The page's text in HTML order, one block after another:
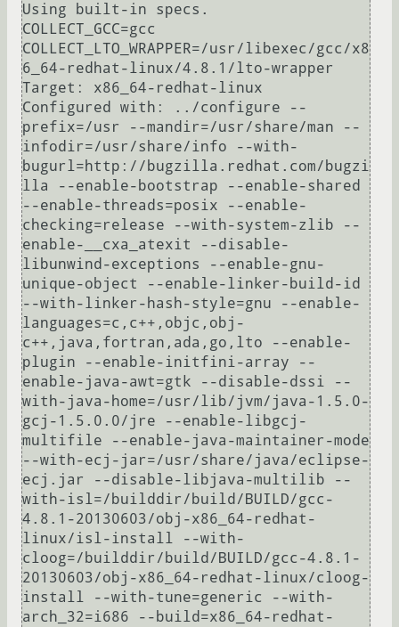
Using built-in specs.
COLLECT_GCC=gcc
COLLECT_LTO_WRAPPER=/usr/libexec/gcc/x8
6_64-redhat-linux/4.8.1/lto-wrapper
Target: x86_64-redhat-linux
Configured with: ../configure --
prefix=/usr --mandir=/usr/share/man --
infodir=/usr/share/info --with-
bugurl=http://bugzilla.redhat.com/bugzi
lla --enable-bootstrap --enable-shared
--enable-threads=posix --enable-
checking=release --with-system-zlib --
enable-__cxa_atexit --disable-
libunwind-exceptions --enable-gnu-
unique-object --enable-linker-build-id
--with-linker-hash-style=gnu --enable-
languages=c,c++,objc,obj-
c++,java,fortran,ada,go,lto --enable-
plugin --enable-initfini-array --
enable-java-awt=gtk --disable-dssi --
with-java-home=/usr/lib/jvm/java-1.5.0-
gcj-1.5.0.0/jre --enable-libgcj-
multifile --enable-java-maintainer-mode
--with-ecj-jar=/usr/share/java/eclipse-
ecj.jar --disable-libjava-multilib --
with-isl=/builddir/build/BUILD/gcc-
4.8.1-20130603/obj-x86_64-redhat-
linux/isl-install --with-
cloog=/builddir/build/BUILD/gcc-4.8.1-
20130603/obj-x86_64-redhat-linux/cloog-
install --with-tune=generic --with-
arch_32=i686 --build=x86_64-redhat-